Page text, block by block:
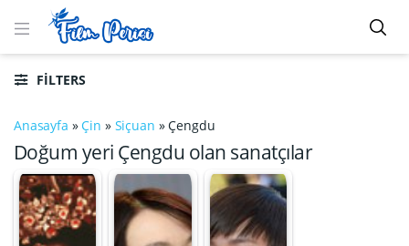
FILTERS
Anasayfa »Çin » Siçuan »Çengdu
Doğum yeri Çengdu olan sanatçılar